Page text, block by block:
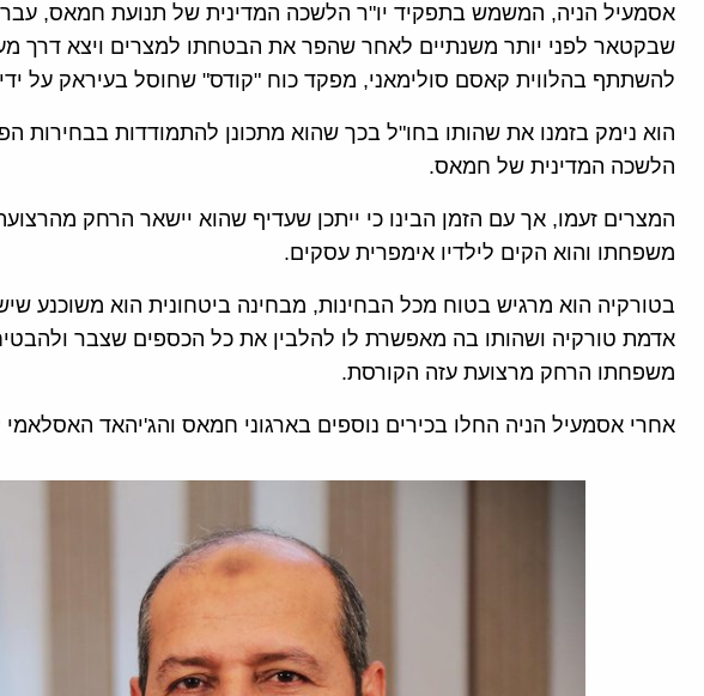
אסמעיל הניה, המשמש בתפקיד יו"ר הלשכה המדינית של תנועת חמאס, עבר
שבקטאר לפני יותר משנתיים לאחר שהפר את הבטחתו למצרים ויצא דרך
להשתתף בהלווית קאסם סולימאני, מפקד כוח "קודס" שחוסל בעיראק על
הוא נימק בזמנו את שהותו בחו"ל בכך שהוא מתכונן להתמודדות בבחירות
הלשכה המדינית של חמאס.
המצרים זעמו, אך עם הזמן הבינו כי ייתכן שעדיף שהוא יישאר הרחק
משפחתו והוא הקים לילדיו אימפרית עסקים.
בטורקיה הוא מרגיש בטוח מכל הבחינות, מבחינה ביטחונית הוא משוכנע
אדמת טורקיה ושהותו בה מאפשרת לו להלבין את כל הכספים שצבר ולהבטיח
משפחתו הרחק מרצועת עזה הקורסת.
אחרי אסמעיל הניה החלו בכירים נוספים בארגוני חמאס והג'יהאד